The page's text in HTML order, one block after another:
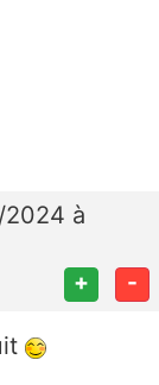
à
+ -